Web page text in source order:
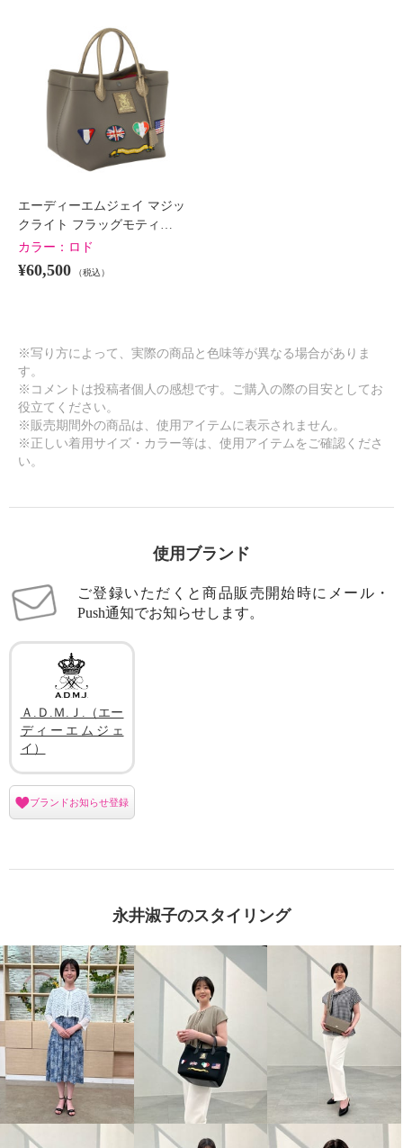
エーディーエムジェイ マジッ
クライト フラッグモティ…
カラー： ロド
¥60,500 （税込）
※写り方によって、実際の商品と色味等が異なる場合がありま
す。
※コメントは投稿者個人の感想です。ご購入の際の目安としてお
役立てください。
※販売期間外の商品は、使用アイテムに表示されません。
※正しい着用サイズ・カラー等は、使用アイテムをご確認くださ
い。
使用ブランド
ご登録いただくと商品販売開始時にメール・
Push通知でお知らせします。
Ａ.Ｄ.Ｍ.Ｊ.（エー
ディーエムジェ
イ）
ブランドお知らせ登録
永井淑子のスタイリング